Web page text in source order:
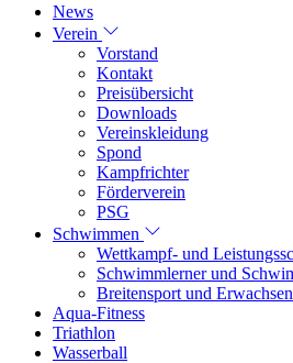
News
Verein
Vorstand
Kontakt
Preisübersicht
Downloads
Vereinskleidung
Spond
Kampfrichter
Förderverein
PSG
Schwimmen
Wettkampf- und
Schwimmlerner und
Breitensport und
Aqua-Fitness
Triathlon
Wasserball